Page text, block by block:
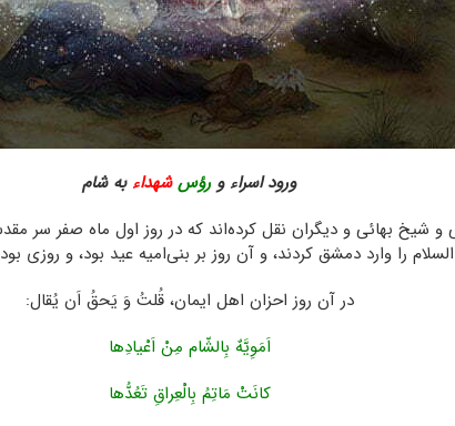
ورود اسراء و رؤسشهداء به شام
و شیخ بهائی و دیگران نقل کرده‌اند که در روز اول ماه صفر
را وارد دمشق کردند، و آن روز بر بنی‌امیه عید بود، و روزی
در آن روز احزان اهل ایمان، قُلتُ وَ یَحقُ اَن یُقال:
اَمَوِیَّهٌ بِالشّام مِنْ اَعْیادِها
کانَتْ مَاتِمُ بِالْعِراقِ تَعُدُّها